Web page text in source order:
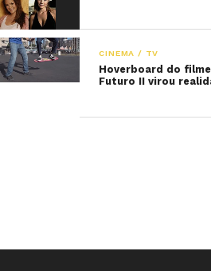
CINEMA / TV
Hoverboard do
Futuro II virou